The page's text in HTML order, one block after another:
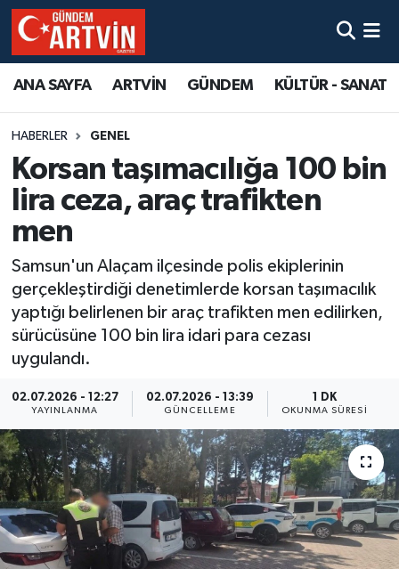
ANA SAYFA ARTVİN GÜNDEM KÜLTÜR - SANAT
HABERLER GENEL
Korsan taşımacılığa 100 bin
lira ceza, araç trafikten
men
Samsun'un Alaçam ilçesinde polis ekiplerinin
gerçekleştirdiği denetimlerde korsan taşımacılık
yaptığı belirlenen bir araç trafikten men edilirken,
sürücüsüne 100 bin lira idari para cezası
uygulandı.
02.07.2026 - 12:27
YAYINLANMA
02.07.2026 - 13:39
GÜNCELLEME
1 DK
OKUNMA SÜRESI